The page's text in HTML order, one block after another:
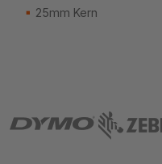
25mm Kern